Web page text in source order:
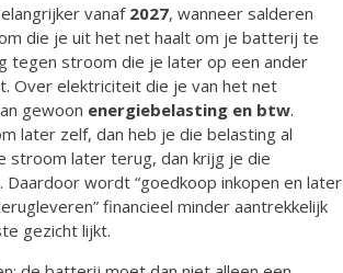
vanaf 2027, wanneer salderen
die je uit het net haalt om je batterij te
tegen stroom die je later op een ander
Over elektriciteit die je van het net
gewoon energiebelasting en btw.
later zelf, dan heb je die belasting al
stroom later terug, dan krijg je die
wordt “goedkoop inkopen en later
financieel minder aantrekkelijk
gezicht lijkt.